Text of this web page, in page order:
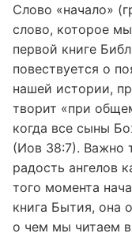
Слово «начало»
слово, которое
первой книге
повествуется о
нашей истории,
творит «при
когда все сыны
(Иов 38:7). Важно
радость ангелов
того момента
книга Бытия, она
о чем мы читаем